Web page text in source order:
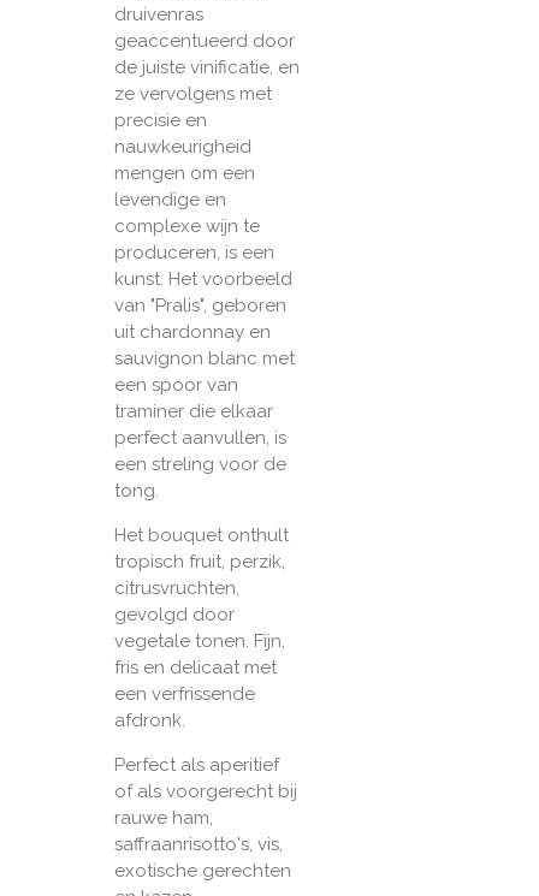
druivenras
geaccentueerd door
de juiste vinificatie, en
ze vervolgens met
precisie en
nauwkeurigheid
mengen om een
levendige en
complexe wijn te
produceren, is een
kunst. Het voorbeeld
van "Pralis", geboren
uit chardonnay en
sauvignon blanc met
een spoor van
traminer die elkaar
perfect aanvullen, is
een streling voor de
tong.
Het bouquet onthult
tropisch fruit, perzik,
citrusvruchten,
gevolgd door
vegetale tonen. Fijn,
fris en delicaat met
een verfrissende
afdronk.
Perfect als aperitief
of als voorgerecht bij
rauwe ham,
saffraanrisotto's, vis,
exotische gerechten